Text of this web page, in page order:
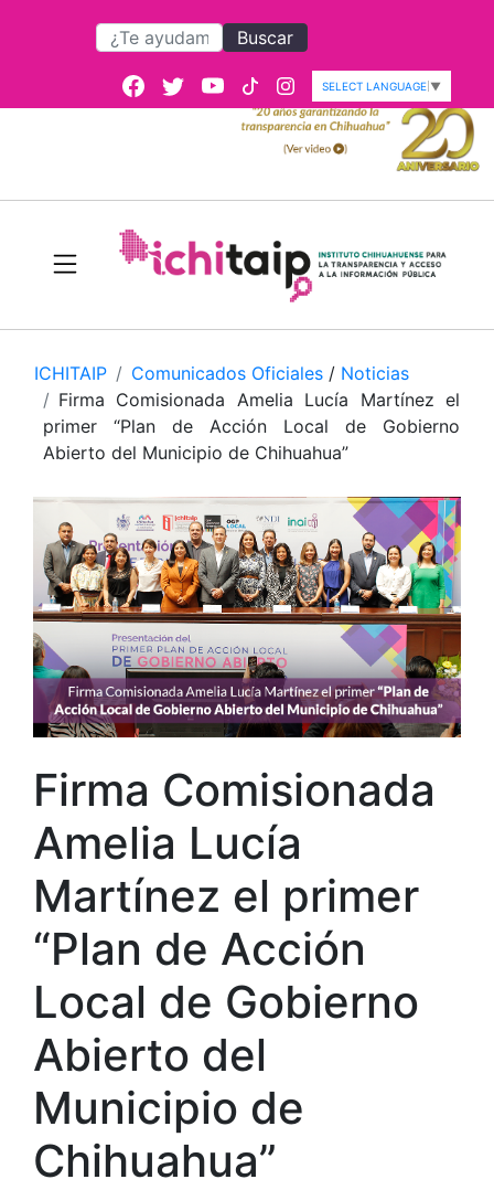
Buscar
SELECT LANGUAGE ▼
ICHITAIP Comunicados Oficiales / Noticias
Firma Comisionada Amelia Lucía Martínez el
primer “Plan de Acción Local de Gobierno
Abierto del Municipio de Chihuahua”
Firma Comisionada
Amelia Lucía
Martínez el primer
“Plan de Acción
Local de Gobierno
Abierto del
Municipio de
Chihuahua”